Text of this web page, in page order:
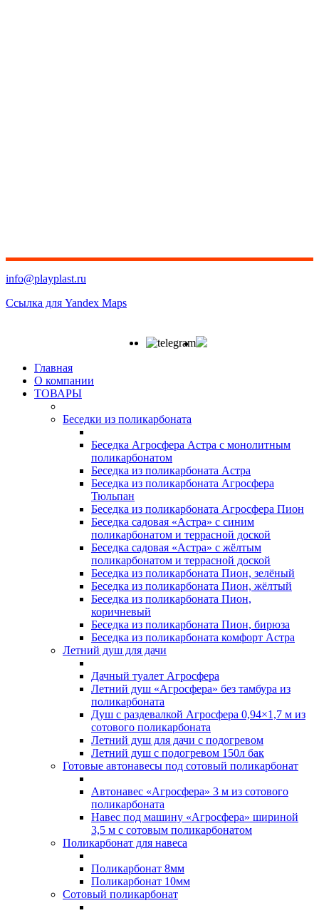
info@playplast.ru
Ссылка для Yandex Maps
Главная
О компании
ТОВАРЫ
Беседки из поликарбоната
Беседка Агросфера Астра с монолитным
поликарбонатом
Беседка из поликарбоната Астра
Беседка из поликарбоната Агросфера
Тюльпан
Беседка из поликарбоната Агросфера Пион
Беседка садовая «Астра» с синим
поликарбонатом и террасной доской
Беседка садовая «Астра» с жёлтым
поликарбонатом и террасной доской
Беседка из поликарбоната Пион, зелёный
Беседка из поликарбоната Пион, жёлтый
Беседка из поликарбоната Пион,
коричневый
Беседка из поликарбоната Пион, бирюза
Беседка из поликарбоната комфорт Астра
Летний душ для дачи
Дачный туалет Агросфера
Летний душ «Агросфера» без тамбура из
поликарбоната
Душ с раздевалкой Агросфера 0,94×1,7 м из
сотового поликарбоната
Летний душ для дачи с подогревом
Летний душ с подогревом 150л бак
Готовые автонавесы под сотовый поликарбонат
Автонавес «Агросфера» 3 м из сотового
поликарбоната
Навес под машину «Агросфера» шириной
3,5 м с сотовым поликарбонатом
Поликарбонат для навеса
Поликарбонат 8мм
Поликарбонат 10мм
Сотовый поликарбонат